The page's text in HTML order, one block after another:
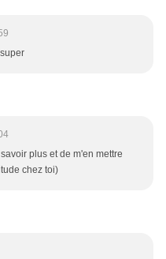
plus et de m'en mettre
chez toi)